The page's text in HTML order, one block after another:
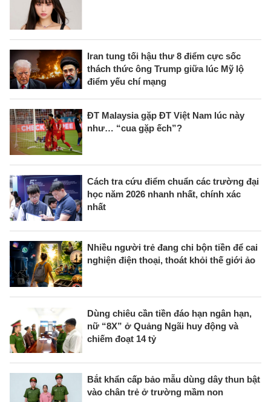
Iran tung tối hậu thư 8 điểm cực sốc
thách thức ông Trump giữa lúc Mỹ lộ
điểm yếu chí mạng
ĐT Malaysia gặp ĐT Việt Nam lúc này
như… “cua gặp ếch”?
Cách tra cứu điểm chuẩn các trường đại
học năm 2026 nhanh nhất, chính xác
nhất
Nhiều người trẻ đang chi bộn tiền để cai
nghiện điện thoại, thoát khỏi thế giới ảo
Dùng chiêu cần tiền đáo hạn ngân hạn,
nữ “8X” ở Quảng Ngãi huy động và
chiếm đoạt 14 tỷ
Bắt khẩn cấp bảo mẫu dùng dây thun bật
vào chân trẻ ở trường mầm non